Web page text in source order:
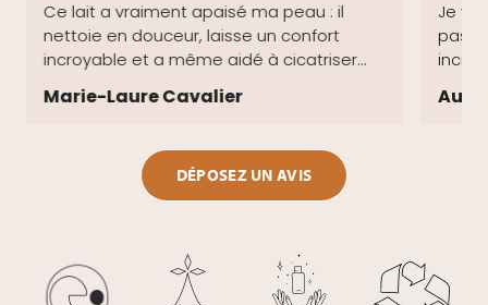
Ce lait a vraiment apaisé ma peau : il
nettoie en douceur, laisse un confort
incroyable et a même aidé à cicatriser
mes marques...
Marie-Laure Cavalier
Je
pas
DÉPOSEZ UN AVIS